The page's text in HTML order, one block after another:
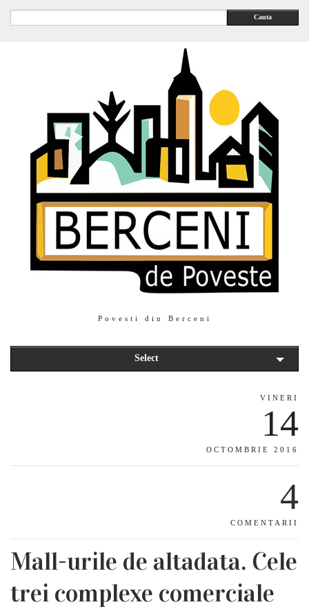
Cauta
Povesti din Berceni
Select
VINERI
14
OCTOMBRIE 2016
4
COMENTARII
Mall-urile de altadata. Cele
trei complexe comerciale